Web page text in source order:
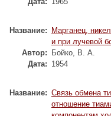
Название:
Марганец,
и при лучевой
Автор:
Бойко, В. А.
Дата: 1954
Название: Связь обмена
отношение